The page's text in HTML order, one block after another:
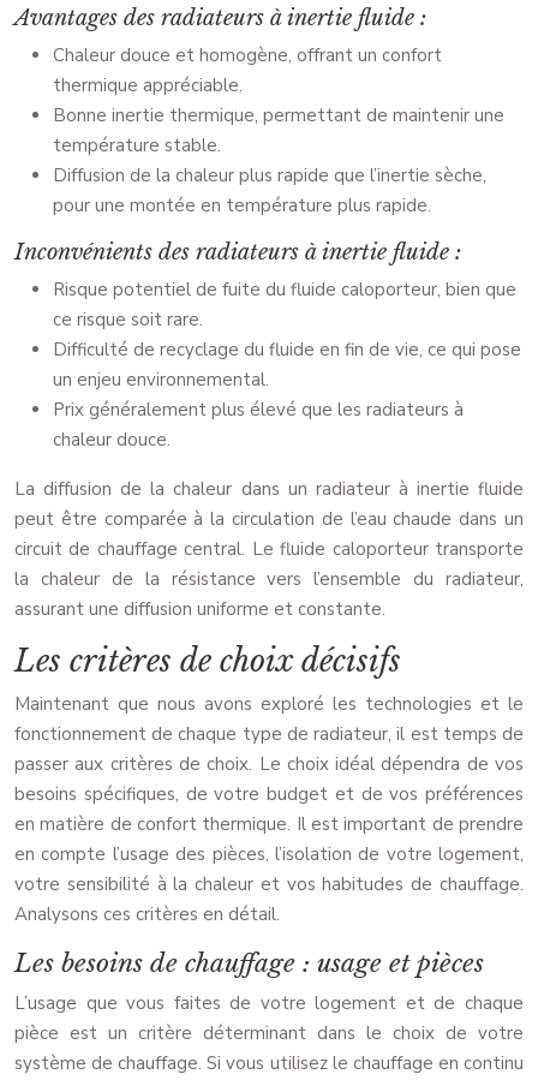
Avantages des radiateurs à inertie fluide :
Chaleur douce et homogène, offrant un confort
thermique appréciable.
Bonne inertie thermique, permettant de maintenir une
température stable.
Diffusion de la chaleur plus rapide que l’inertie sèche,
pour une montée en température plus rapide.
Inconvénients des radiateurs à inertie fluide :
Risque potentiel de fuite du fluide caloporteur, bien que
ce risque soit rare.
Difficulté de recyclage du fluide en fin de vie, ce qui pose
un enjeu environnemental.
Prix généralement plus élevé que les radiateurs à
chaleur douce.
La diffusion de la chaleur dans un radiateur à inertie fluide
peut être comparée à la circulation de l’eau chaude dans un
circuit de chauffage central. Le fluide caloporteur transporte
la chaleur de la résistance vers l’ensemble du radiateur,
assurant une diffusion uniforme et constante.
Les critères de choix décisifs
Maintenant que nous avons exploré les technologies et le
fonctionnement de chaque type de radiateur, il est temps de
passer aux critères de choix. Le choix idéal dépendra de vos
besoins spécifiques, de votre budget et de vos préférences
en matière de confort thermique. Il est important de prendre
en compte l’usage des pièces, l’isolation de votre logement,
votre sensibilité à la chaleur et vos habitudes de chauffage.
Analysons ces critères en détail.
Les besoins de chauffage : usage et pièces
L’usage que vous faites de votre logement et de chaque
pièce est un critère déterminant dans le choix de votre
système de chauffage. Si vous utilisez le chauffage en continu